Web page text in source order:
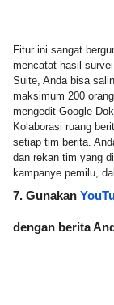
Fitur ini sangat
mencatat hasil
Suite, Anda bisa
maksimum 200
mengedit Google
Kolaborasi ruang
setiap tim berita.
dan rekan tim yang
kampanye pemilu,
7. Gunakan
dengan berita